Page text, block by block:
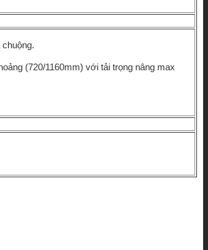
(720/1160mm) với tải trọng nâng max